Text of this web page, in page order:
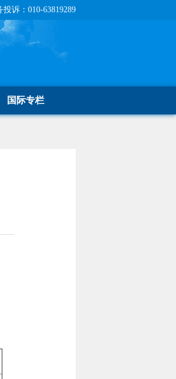
诉：010-63819289
国际专栏